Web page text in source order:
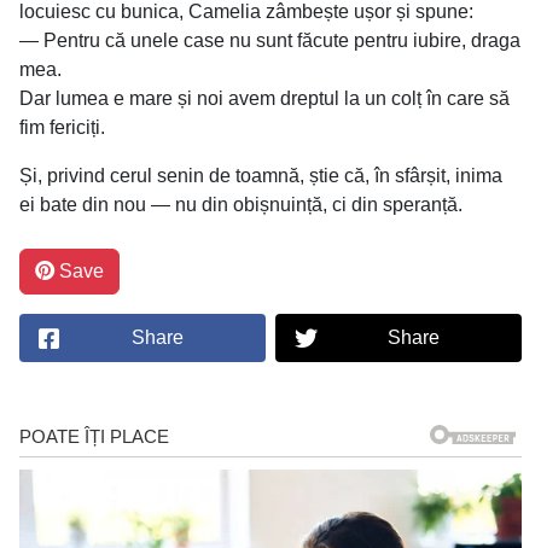
locuiesc cu bunica, Camelia zâmbește ușor și spune:
— Pentru că unele case nu sunt făcute pentru iubire, draga
mea.
Dar lumea e mare și noi avem dreptul la un colț în care să
fim fericiți.
Și, privind cerul senin de toamnă, știe că, în sfârșit, inima
ei bate din nou — nu din obișnuință, ci din speranță.
Save
Share Share